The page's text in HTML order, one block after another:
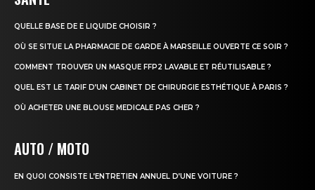
QUELLE BASE DE E LIQUIDE CHOISIR ?
OÙ SE SITUE LA PHARMACIE DE GARDE À MARSEILLE OUVERTE CE SOIR ?
COMMENT TROUVER UN MASQUE FFP2 LAVABLE ET RÉUTILISABLE ?
QUEL EST LE TARIF D’UN CABINET DE CHIRURGIE ESTHÉTIQUE À PARIS ?
OÙ ACHETER UNE BLOUSE MEDICALE PAS CHER ?
AUTO / MOTO
EN QUOI CONSISTE L’ENTRETIEN ANNUEL D’UNE VOITURE ?